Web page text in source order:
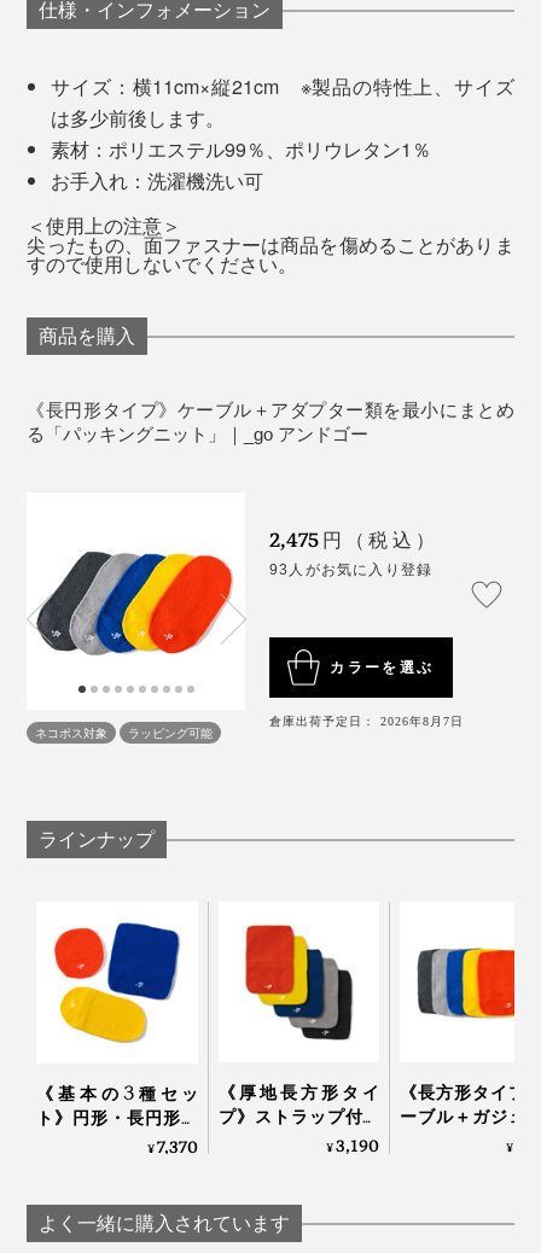
小物
カラーは、「オレンジ」「イエロー」「ブルー」「ライ
写真左から時計回りに「ブルー」「イエロー」「オレンジ」「ライトグレー」
「ダークグレー」
バッグの中ですぐに見つかり、色違いで揃えれば、どこ
に何を入れたのか一目瞭然です。
とにかくよく伸びてよく縮む“キックバック性”を最大限
糸はオリジナルの「極大ストレッチ素材」。伸びるポリ
ウレタンに伸びにくいポリエステルを独自の技術で撚糸
（ねんし）し、丈夫でストレッチ性の高い糸を開発。
せたまま、熱をかけず染めることで、糸の伸縮性を損な
率的なため、他ではこの方法で染色するところがなくな
ってしまったそうです。
早速使ってみると、使い心地の良さは想像以上。ケーブ
先日旅行した際にも使ってみましたが、便利だったのが
下記の使い方。
れない）
洗濯ピンチ（他のものと絡まらない）
仕様・インフォメーション
サイズ：横11cm×縦21cm ※製品の特性上、サイズ
は多少前後します。
素材：ポリエステル99％、ポリウレタン1％
お手入れ：洗濯機洗い可
＜使用上の注意＞
尖ったもの、面ファスナーは商品を傷めることがありま
すので使用しないでください。
商品を購入
《長円形タイプ》ケーブル＋アダプター類を最小にまとめ
る「パッキングニット」｜_go アンドゴー
ネコポス対象 ラッピング可能
2,475 円（税込）
93人がお気に入り登録
カラーを選ぶ
倉庫出荷予定日： 2026年8月7日
ラインナップ
《基本の3種セッ
ト》円形・長円形・
長方形各１個でいろ
アンドゴー
¥7,370
《厚地長方形タイ
プ》ストラップ付き
のままカメラを包め
ー
¥3,190
《長方形タイプ
ーブル＋ガジェ
類を最小にまと
¥
よく一緒に購入されています